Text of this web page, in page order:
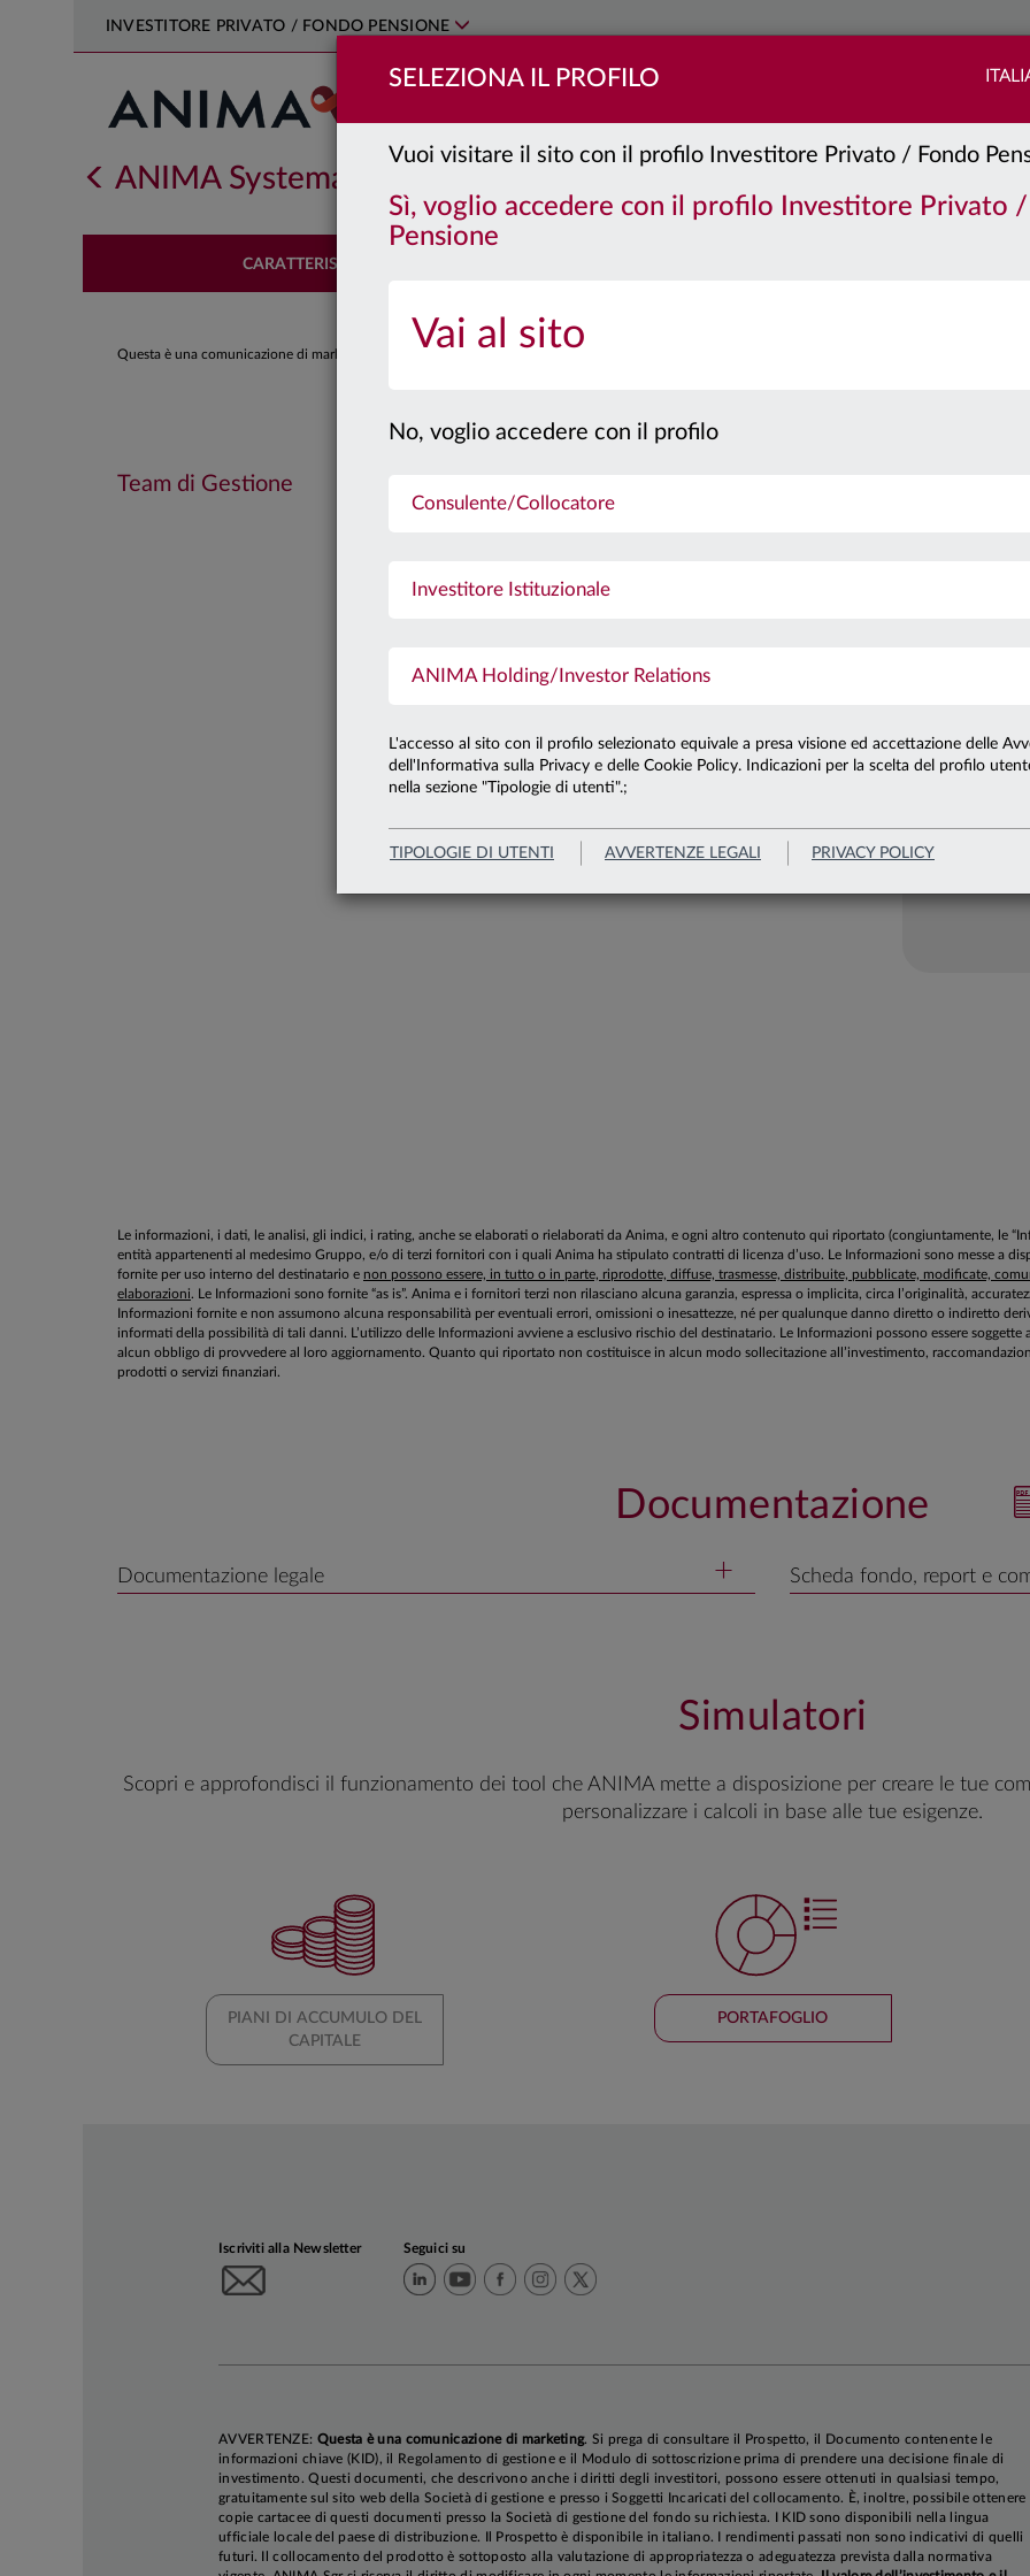
SELEZIONA IL PROFILO
Vuoi visitare il sito con il profilo Investitore Privato / Fondo
Sì, voglio accedere con il profilo Investitore Privato
Pensione
Vai al sito
No, voglio accedere con il profilo
Consulente/Collocatore
Investitore Istituzionale
ANIMA Holding/Investor Relations
L'accesso al sito con il profilo selezionato equivale a presa visione ed accettazione delle
dell'Informativa sulla Privacy e delle Cookie Policy. Indicazioni per la scelta del profilo
nella sezione "Tipologie di utenti".;
TIPOLOGIE DI UTENTI AVVERTENZE LEGALI PRIVACY POLICY
INVESTITORE PRIVATO / FONDO PENSIONE
ANIMA Systematic U.S. Corporate CTB
CARATTERISTICHE
Questa è una comunicazione di marketing. Si prega di consultare il prospetto e il documento contenente le informazioni chiave per gli investitori
Caratteristiche
La categoria
Per ulteriori
Team di Gestione
Responsabile Systematic
Credit Strategies
Le informazioni, i dati, le analisi, gli indici, i rating, anche se elaborati o rielaborati da Anima, e ogni altro contenuto qui riportato (congiuntamente, le
entità appartenenti al medesimo Gruppo, e/o di terzi fornitori con i quali Anima ha stipulato contratti di licenza d’uso. Le Informazioni sono messe a
fornite per uso interno del destinatario e non possono essere, in tutto o in parte, riprodotte, diffuse, trasmesse, distribuite, pubblicate, modificate,
elaborazioni. Le Informazioni sono fornite “as is”. Anima e i fornitori terzi non rilasciano alcuna garanzia, espressa o implicita, circa l’originalità,
Informazioni fornite e non assumono alcuna responsabilità per eventuali errori, omissioni o inesattezze, né per qualunque danno diretto o indiretto
informati della possibilità di tali danni. L’utilizzo delle Informazioni avviene a esclusivo rischio del destinatario. Le Informazioni possono essere
alcun obbligo di provvedere al loro aggiornamento. Quanto qui riportato non costituisce in alcun modo sollecitazione all’investimento,
prodotti o servizi finanziari.
Documentazione
Documentazione legale Scheda fondo, report e
Simulatori
Scopri e approfondisci il funzionamento dei tool che ANIMA mette a disposizione per creare le tue
personalizzare i calcoli in base alle tue esigenze.
PIANI DI ACCUMULO DEL
CAPITALE
PORTAFOGLIO
Iscriviti alla Newsletter Seguici su
AVVERTENZE: Questa è una comunicazione di marketing. Si prega di consultare il Prospetto, il Documento contenente le
informazioni chiave (KID), il Regolamento di gestione e il Modulo di sottoscrizione prima di prendere una decisione finale di
investimento. Questi documenti, che descrivono anche i diritti degli investitori, possono essere ottenuti in qualsiasi tempo,
gratuitamente sul sito web della Società di gestione e presso i Soggetti Incaricati del collocamento. È, inoltre, possibile ottenere
copie cartacee di questi documenti presso la Società di gestione del fondo su richiesta. I KID sono disponibili nella lingua
ufficiale locale del paese di distribuzione. Il Prospetto è disponibile in italiano. I rendimenti passati non sono indicativi di quelli
futuri. Il collocamento del prodotto è sottoposto alla valutazione di appropriatezza o adeguatezza prevista dalla normativa